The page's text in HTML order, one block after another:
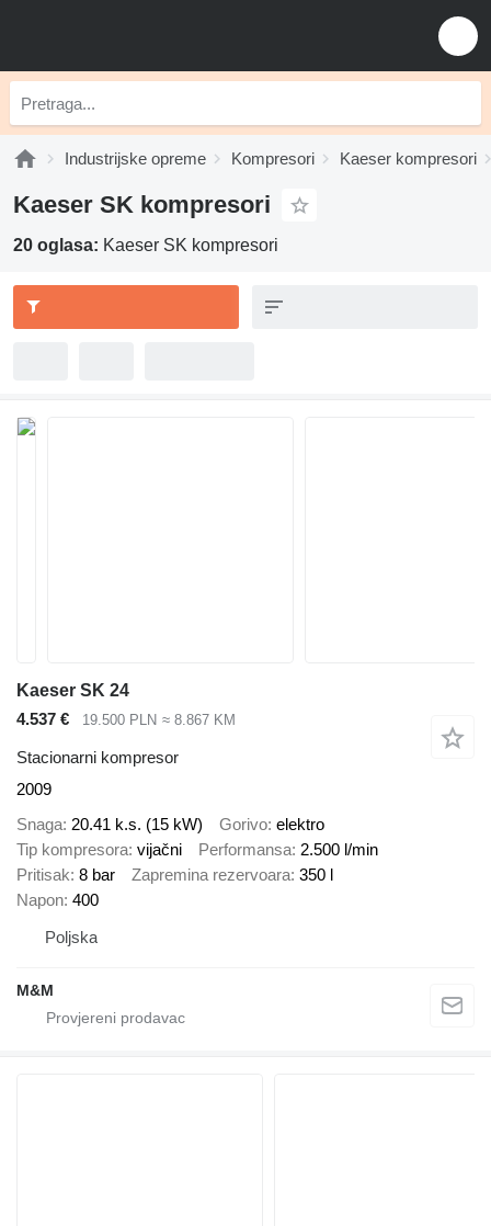
Industrijske opreme Kompresori Kaeser kompresori
Kaeser SK kompresori
20 oglasa: Kaeser SK kompresori
Kaeser SK 24
4.537 €
19.500 PLN ≈ 8.867 KM
Stacionarni kompresor
2009
Snaga 20.41 k.s. (15 kW) Gorivo elektro
Tip kompresora vijačni Performansa 2.500 l/min
Pritisak 8 bar Zapremina rezervoara 350 l
Napon 400
Poljska
M&M